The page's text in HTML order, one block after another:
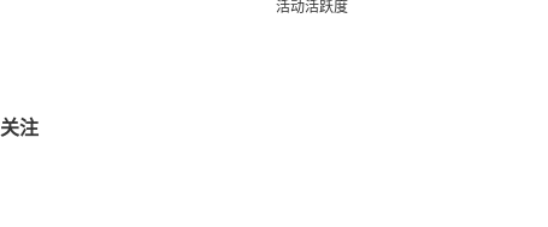
关注